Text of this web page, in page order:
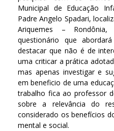
Municipal de Educação
Padre Angelo Spadari,
Ariquemes –
questionário que
destacar que não é de
uma criticar a prática
mas apenas investigar e
em beneficio de uma
trabalho fica ao professor
sobre a relevância do
considerado os benefícios
mental e social.